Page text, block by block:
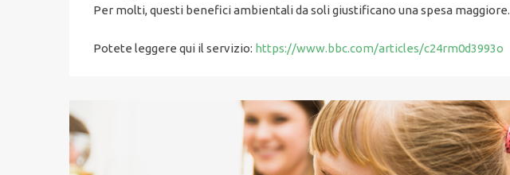
Per molti, questi benefici ambientali da soli giustificano una spesa maggiore.
Potete leggere qui il servizio: https://www.bbc.com/articles/c24rm0d3993o